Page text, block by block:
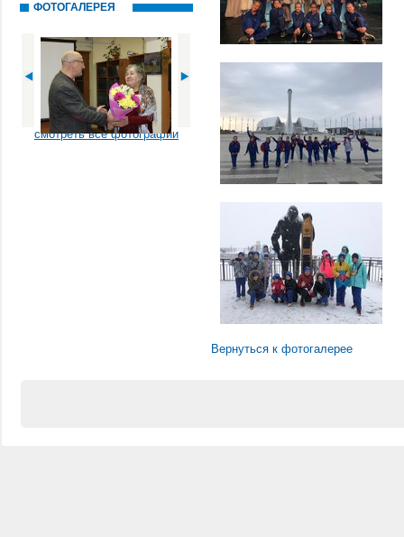
ФОТОГАЛЕРЕЯ
смотреть все фотографии
Вернуться к фотогалерее